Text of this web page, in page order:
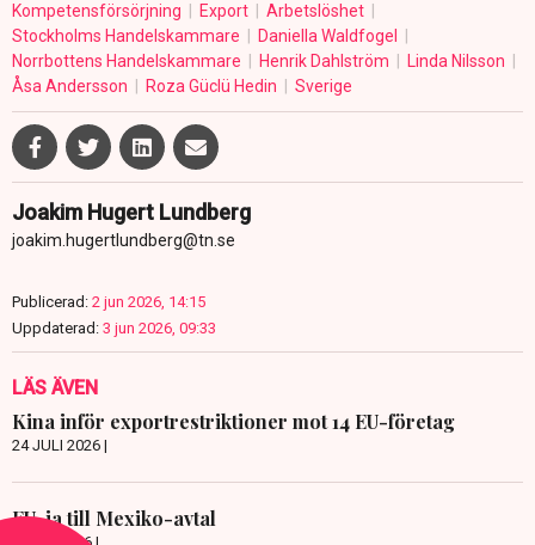
Kompetensförsörjning
Export
Arbetslöshet
Stockholms Handelskammare
Daniella Waldfogel
Norrbottens Handelskammare
Henrik Dahlström
Linda Nilsson
Åsa Andersson
Roza Güclü Hedin Sverige
Joakim Hugert Lundberg
joakim.hugertlundberg@tn.se
Publicerad: 2 jun 2026, 14:15
Uppdaterad: 3 jun 2026, 09:33
LÄS ÄVEN
Kina inför exportrestriktioner mot 14 EU-företag
24 JULI 2026 |
EU-ja till Mexiko-avtal